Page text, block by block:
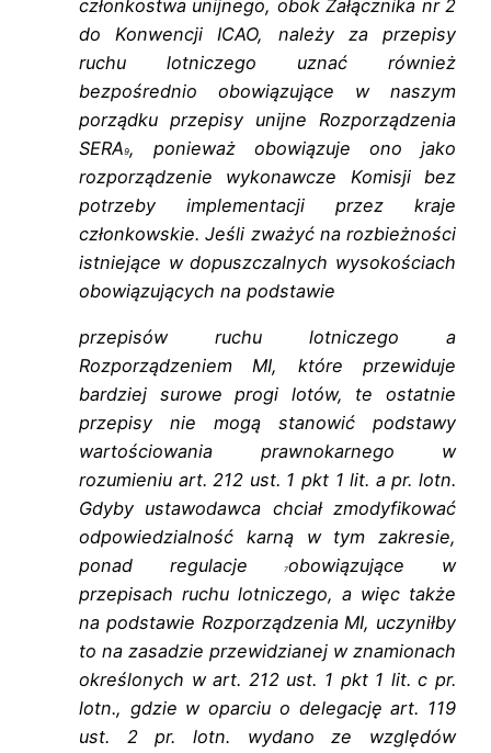
członkostwa unijnego, obok Załącznika nr 2
do Konwencji ICAO, należy za przepisy
ruchu lotniczego uznać również
bezpośrednio obowiązujące w naszym
porządku przepisy unijne Rozporządzenia
SERA9, ponieważ obowiązuje ono jako
rozporządzenie wykonawcze Komisji bez
potrzeby implementacji przez kraje
członkowskie. Jeśli zważyć na rozbieżności
istniejące w dopuszczalnych wysokościach
obowiązujących na podstawie
przepisów ruchu lotniczego a
Rozporządzeniem MI, które przewiduje
bardziej suroweprogi lotów, te ostatnie
przepisy nie mogą stanowić podstawy
wartościowania prawnokarnego w
rozumieniu art. 212 ust. 1 pkt 1 lit. a pr. lotn.
Gdyby ustawodawca chciał zmodyfikować
odpowiedzialność karną w tym zakresie,
ponad regulacje7obowiązujące w
przepisach ruchu lotniczego, a więc także
na podstawie Rozporządzenia MI, uczyniłby
to na zasadzie przewidzianej w znamionach
określonych w art. 212 ust. 1 pkt 1 lit. c pr.
lotn., gdzie w oparciu o delegację art. 119
ust. 2 pr. lotn. wydano ze względów